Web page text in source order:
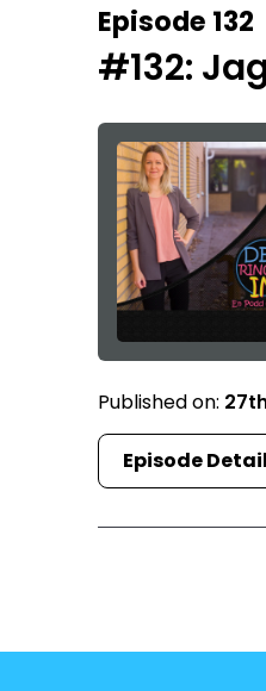
Episode 132
#132:
Published on:
Episode